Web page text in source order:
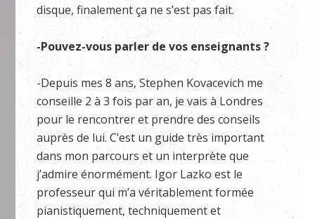
disque, finalement ça ne s’est pas fait.
-Pouvez-vous parler de vos enseignants ?
-Depuis mes 8 ans, Stephen Kovacevich me
conseille 2 à 3 fois par an, je vais à Londres
pour le rencontrer et prendre des conseils
auprès de lui. C’est un guide très important
dans mon parcours et un interprète que
j’admire énormément. Igor Lazko est le
professeur qui m’a véritablement formée
pianistiquement, techniquement et